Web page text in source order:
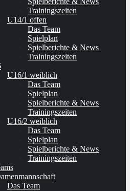
Trainingszeiten
U14/1 offen
Das Team
Spielplan
Spielberichte & News
Trainingszeiten
U16/1 weiblich
Das Team
Spielplan
Spielberichte & News
Trainingszeiten
U16/2 weiblich
Das Team
Spielplan
Spielberichte & News
Trainingszeiten
Das Team